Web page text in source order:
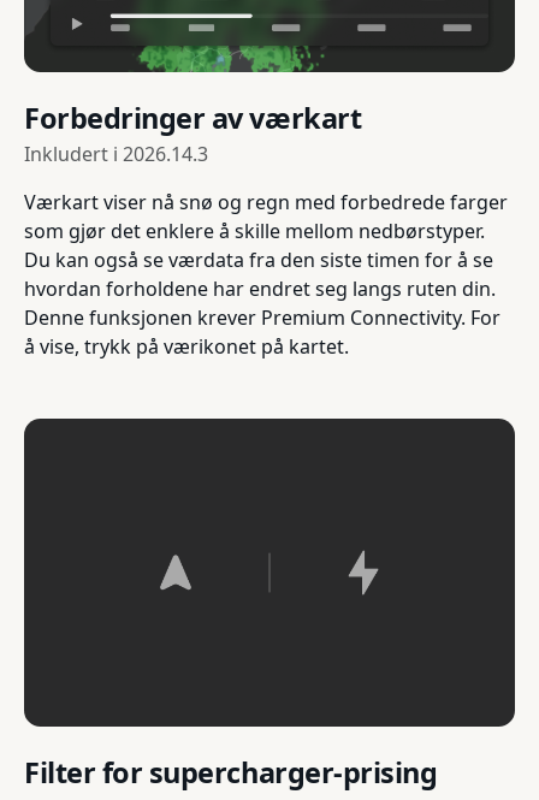
Forbedringer av værkart
Inkludert i 2026.14.3
Værkart viser nå snø og regn med forbedrede farger
som gjør det enklere å skille mellom nedbørstyper.
Du kan også se værdata fra den siste timen for å se
hvordan forholdene har endret seg langs ruten din.
Denne funksjonen krever Premium Connectivity. For
å vise, trykk på værikonet på kartet.
Filter for supercharger-prising